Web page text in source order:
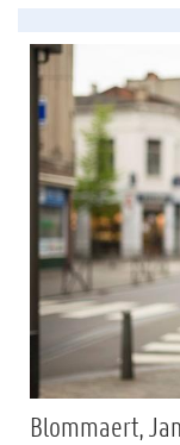
Blommaert,